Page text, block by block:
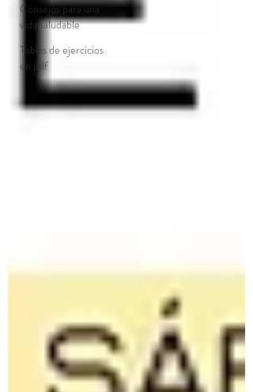
Consejos para una
vida saludable
Tablas de ejercicios
en pdf